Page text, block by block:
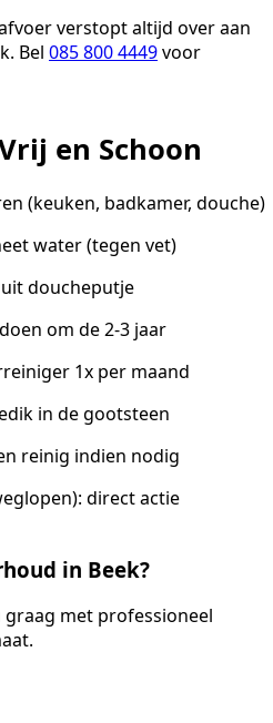
verstopt altijd over aan
Bel 085 800 4449voor
en Schoon
(keuken, badkamer, douche)
water (tegen vet)
doucheputje
om de 2-3 jaar
1x per maand
in de gootsteen
reinig indien nodig
direct actie
in Beek?
graag met professioneel